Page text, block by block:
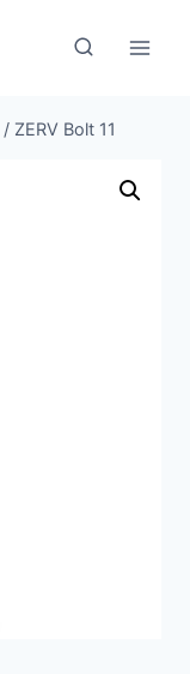
/ ZERV Bolt 11